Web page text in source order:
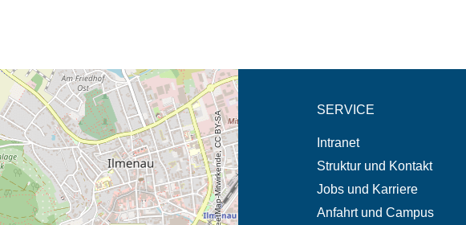
die Anfahrtsbeschreibung in neuem
(Karte)
© OpenStreetMap-Mitwirkende, CC BY-SA SERVICE
Intranet
Struktur und Kontakt
Jobs und Karriere
Anfahrt und Campus